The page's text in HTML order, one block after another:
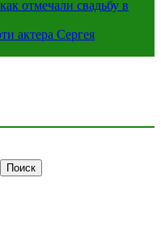
отмечали свадьбу в
актера Сергея